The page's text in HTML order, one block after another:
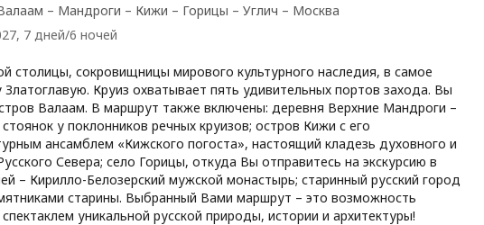
– Мандроги – Кижи – Горицы – Углич – Москва
7 дней/6 ночей
столицы, сокровищницы мирового культурного наследия, в самое
Круиз охватывает пять удивительных портов захода. Вы
Валаам. В маршрут также включены: деревня Верхние Мандроги –
у поклонников речных круизов; остров Кижи с его
ансамблем «Кижского погоста», настоящий кладезь духовного и
Севера; село Горицы, откуда Вы отправитесь на экскурсию в
– Кирилло-Белозерский мужской монастырь; старинный русский город
старины. Выбранный Вами маршрут – это возможность
уникальной русской природы, истории и архитектуры!